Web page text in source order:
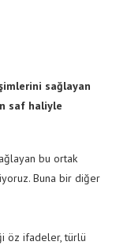
sağlayan
saf haliyle
bu ortak
Buna bir diğer
öz ifadeler, türlü